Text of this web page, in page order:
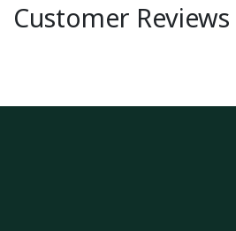
Customer Reviews